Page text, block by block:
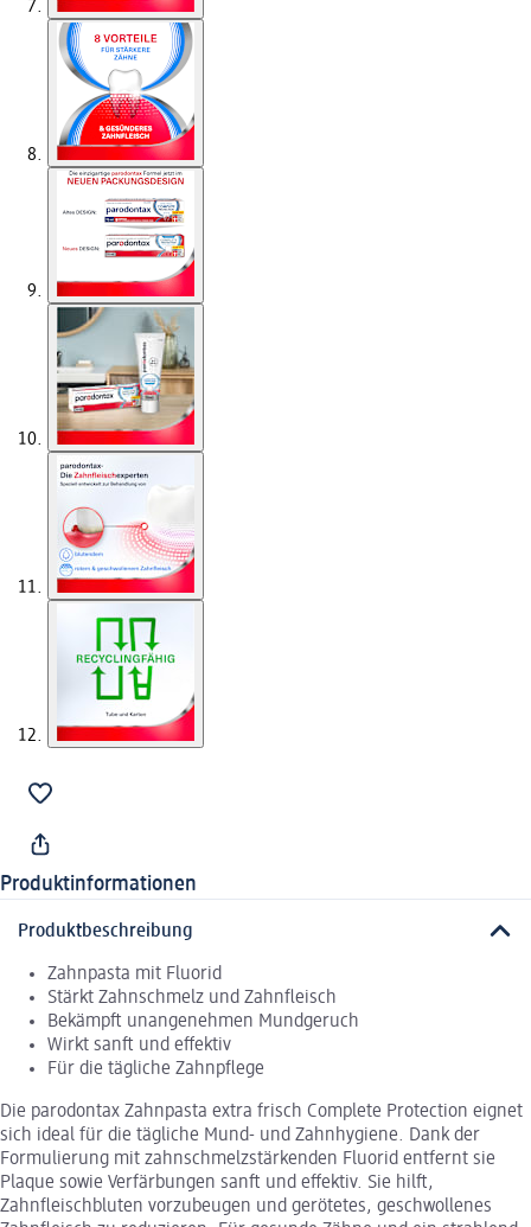
Produktinformationen
Produktbeschreibung
Zahnpasta mit Fluorid
Stärkt Zahnschmelz und Zahnfleisch
Bekämpft unangenehmen Mundgeruch
Wirkt sanft und effektiv
Für die tägliche Zahnpflege
Die parodontax Zahnpasta extra frisch Complete Protection eignet
sich ideal für die tägliche Mund- und Zahnhygiene. Dank der
Formulierung mit zahnschmelzstärkenden Fluorid entfernt sie
Plaque sowie Verfärbungen sanft und effektiv. Sie hilft,
Zahnfleischbluten vorzubeugen und gerötetes, geschwollenes